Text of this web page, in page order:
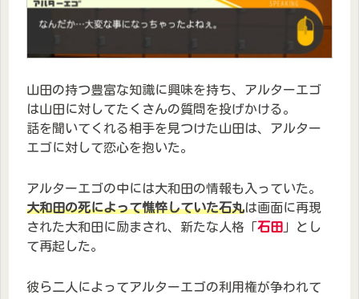
山田の持つ豊富な知識に興味を持ち、アルターエゴ
は山田に対してたくさんの質問を投げかける。
話を聞いてくれる相手を見つけた山田は、アルター
エゴに対して恋心を抱いた。
アルターエゴの中には大和田の情報も入っていた。
大和田の死によって憔悴していた石丸は画面に再現
された大和田に励まされ、新たな人格「石田 」とし
て再起した。
彼ら二人によってアルターエゴの利用権が争われて